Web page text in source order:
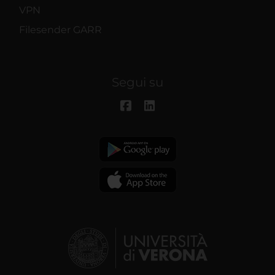
VPN
Filesender GARR
Segui su